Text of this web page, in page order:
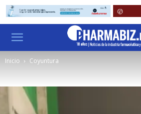
Inicio Coyuntura